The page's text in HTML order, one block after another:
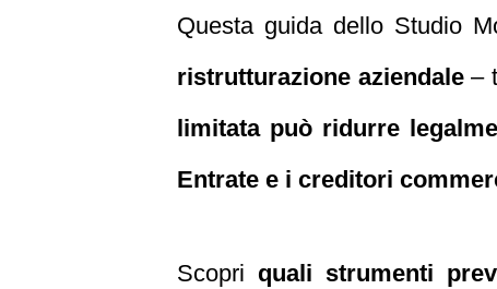
Questa guida dello Studio
ristrutturazione aziendale–
limitata può ridurre
Entrate e i creditori
Scopri quali strumenti